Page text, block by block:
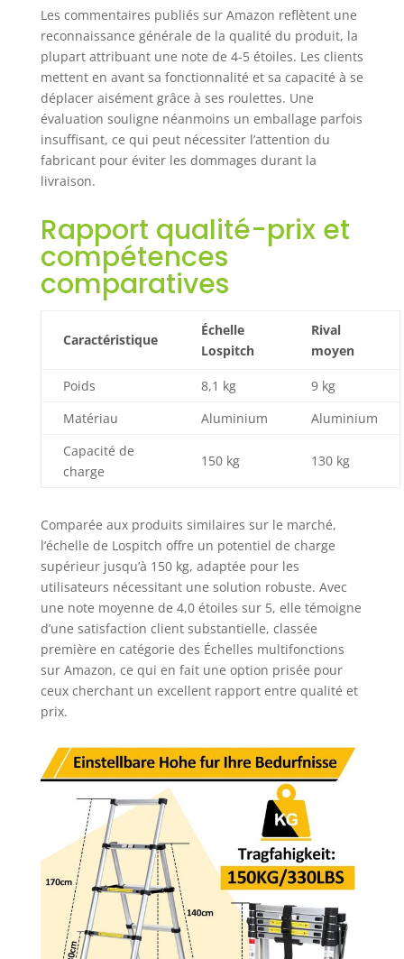
l'échelle
d'extension de
type A est très
polyvalente. Elle
peut être utilisée
pour la réparation
de lampes
intérieures, la
peinture,
la réparation de
plafonds, le
nettoyage des
fenêtres et
mais aussi pour les
travaux en plein
air, les outils
nécessaires du
Remarque :
l'échelle
quelqu'un est sur
l'échelle.
Fonctionnement
télescopique :
veuillez soulever
l'échelle vers le
bas et déplier vers
le haut, faites
attention à la
protection des
les marches.
Les commentaires publiés sur Amazon reflètent une
reconnaissance générale de la qualité du produit, la
plupart attribuant une note de 4-5 étoiles. Les clients
mettent en avant sa fonctionnalité et sa capacité à se
déplacer aisément grâce à ses roulettes. Une
évaluation souligne néanmoins un emballage parfois
insuffisant, ce qui peut nécessiter l’attention du
fabricant pour éviter les dommages durant la
livraison.
Rapport qualité-prix et
compétences
comparatives
Caractéristique
Échelle
Lospitch
Rival
moyen
Poids 8,1 kg
9 kg
Matériau
Aluminium
Aluminium
Capacité de
charge
150 kg 130 kg
Comparée aux produits similaires sur le marché,
l’échelle de Lospitch offre un potentiel de charge
supérieur jusqu’à 150 kg, adaptée pour les
utilisateurs nécessitant une solution robuste. Avec
une note moyenne de 4,0 étoiles sur 5, elle témoigne
d’une satisfaction client substantielle, classée
première en catégorie des Échelles multifonctions
sur Amazon, ce qui en fait une option prisée pour
ceux cherchant un excellent rapport entre qualité et
prix.